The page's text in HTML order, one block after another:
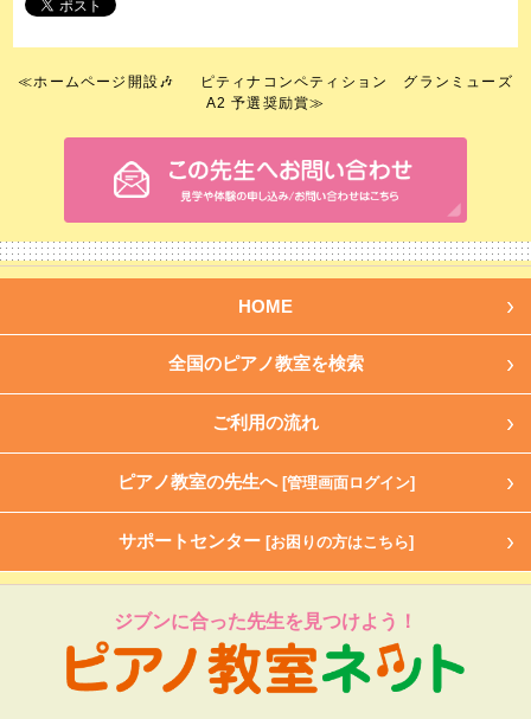
≪ホームページ開設🎶
ピティナコンペティション グランミューズ
A2 予選奨励賞≫
HOME
全国のピアノ教室を検索
ご利用の流れ
ピアノ教室の先生へ [管理画面ログイン]
サポートセンター [お困りの方はこちら]
ジブンに合った先生を見つけよう！